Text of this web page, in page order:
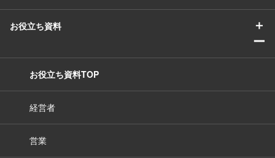
お役立ち資料
＋
ー
お役立ち資料TOP
経営者
営業